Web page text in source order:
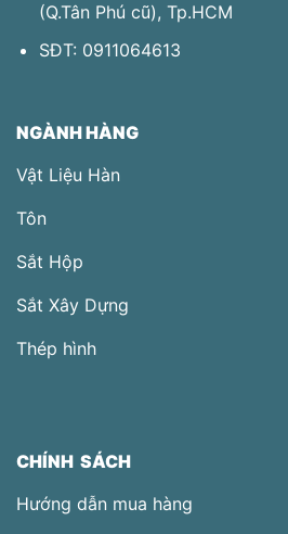
product
page
(Q.Tân Phú​ cũ), Tp.HCM
SĐT: 0911064613
NGÀNH HÀNG
Vật Liệu Hàn
Tôn
Sắt Hộp
Sắt Xây Dựng
Thép hình
CHÍNH SÁCH
Hướng dẫn mua hàng